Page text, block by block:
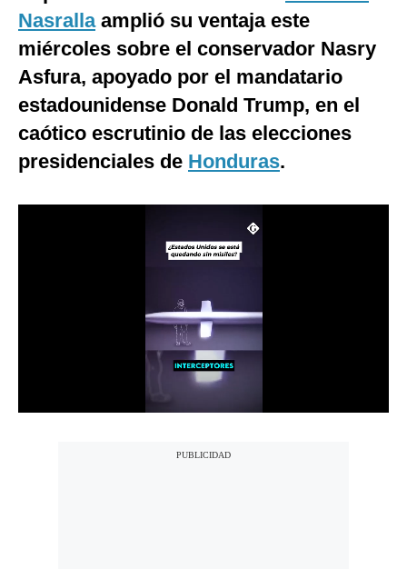
Tecnología
Club del Suscriptor
Mix
G de Gestión
Nasrallaamplió su ventaja este
miércoles sobre el conservador Nasry
Asfura, apoyado por el mandatario
estadounidense Donald Trump, en el
caótico escrutinio de las elecciones
presidenciales de Honduras.